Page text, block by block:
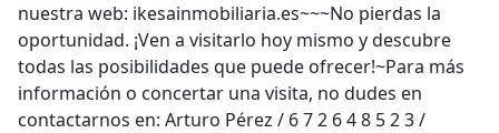
nuestra web: ikesainmobiliaria.es~~~No pierdas la
oportunidad. ¡Ven a visitarlo hoy mismo y descubre
todas las posibilidades que puede ofrecer!~Para más
información o concertar una visita, no dudes en
contactarnos en: Arturo Pérez / 6 7 2 6 4 8 5 2 3 /